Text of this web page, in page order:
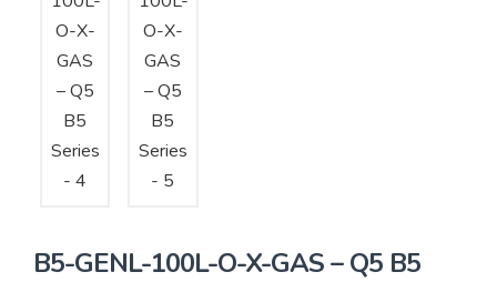
B5-GENL-100L-O-X-GAS – Q5 B5